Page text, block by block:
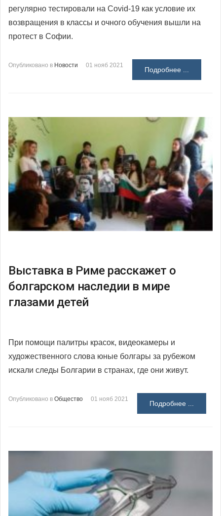
регулярно тестировали на Сovid-19 как условие их
возвращения в классы и очного обучения вышли на
протест в Софии.
Опубликовано в Новости 01 нояб 2021
Подробнее ...
Выставка в Риме расскажет о
болгарском наследии в мире
глазами детей
При помощи палитры красок, видеокамеры и
художественного слова юные болгары за рубежом
искали следы Болгарии в странах, где они живут.
Опубликовано в Общество 01 нояб 2021
Подробнее ...